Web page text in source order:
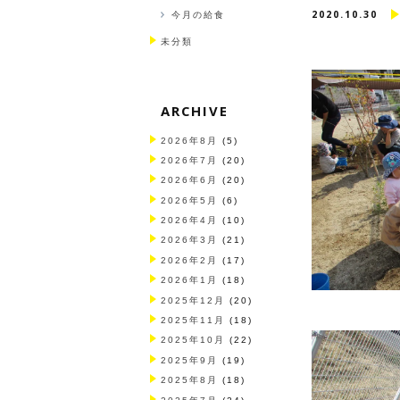
2020.10.30
今月の給食
未分類
ARCHIVE
2026年8月 (5)
2026年7月 (20)
2026年6月 (20)
2026年5月 (6)
2026年4月 (10)
2026年3月 (21)
2026年2月 (17)
2026年1月 (18)
2025年12月 (20)
2025年11月 (18)
2025年10月 (22)
2025年9月 (19)
2025年8月 (18)